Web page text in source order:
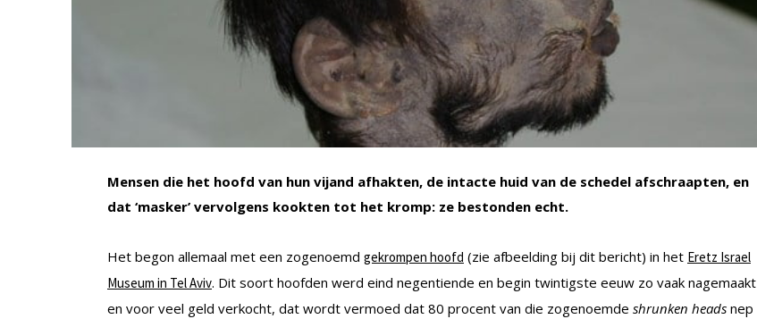
Mensen die het hoofd van hun vijand afhakten, de intacte huid van de schedel afschraapten, en
dat ‘masker’ vervolgens kookten tot het kromp: ze bestonden echt.
Het begon allemaal met een zogenoemd gekrompen hoofd (zie afbeelding bij dit bericht) in het Eretz Israel
Museum in Tel Aviv. Dit soort hoofden werd eind negentiende en begin twintigste eeuw zo vaak nagemaakt
en voor veel geld verkocht, dat wordt vermoed dat 80 procent van die zogenoemde shrunken heads nep